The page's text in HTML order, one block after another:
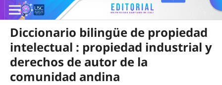
Diccionario bilingüe de propiedad
intelectual : propiedad industrial y
derechos de autor de la
comunidad andina